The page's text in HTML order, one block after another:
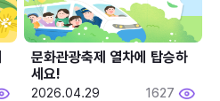
문화관광축제 열차에 탑승하
세요!
2026.04.29 1627